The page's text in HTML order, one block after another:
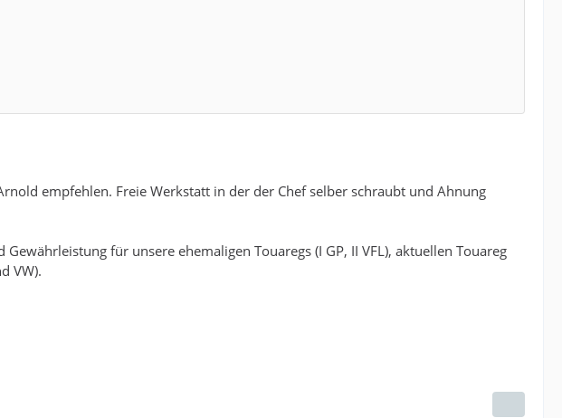
empfehlen. Freie Werkstatt in der der Chef selber schraubt und Ahnung
für unsere ehemaligen Touaregs (I GP, II VFL), aktuellen Touareg
VW).